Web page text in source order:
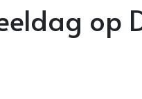
op